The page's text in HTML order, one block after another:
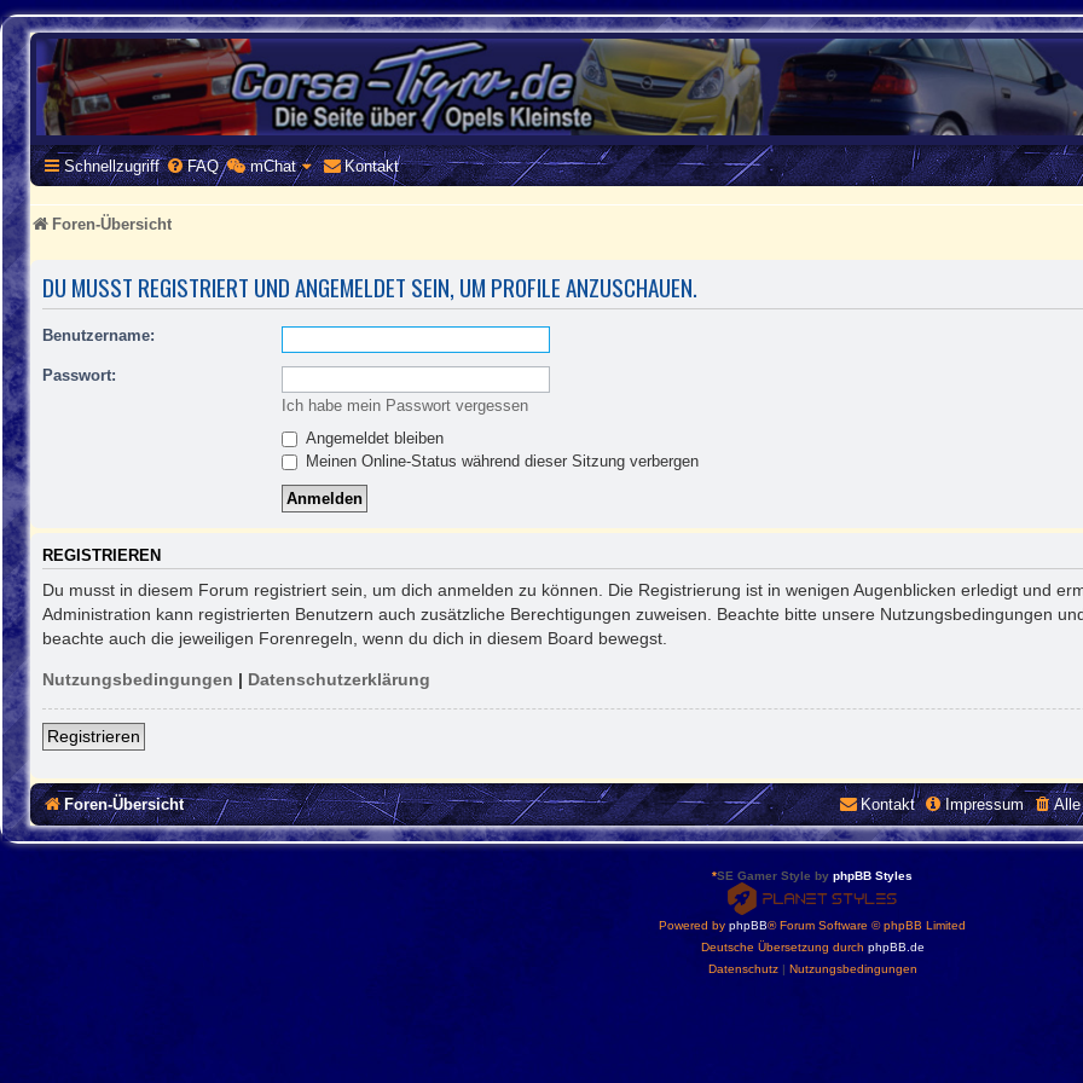
CORSA-TIGRA.DE
Homepage und Forum rund um Opel Corsa und Tigra
Schnellzugriff FAQ mChat Kontakt
Foren-Übersicht
DU MUSST REGISTRIERT UND ANGEMELDET SEIN, UM PROFILE ANZUSCHAUEN.
Benutzername:
Passwort:
Ich habe mein Passwort vergessen
Angemeldet bleiben
Meinen Online-Status während dieser Sitzung verbergen
REGISTRIEREN
Du musst in diesem Forum registriert sein, um dich anmelden zu können. Die Registrierung ist in wenigen Augenblicken erledigt und
Administration kann registrierten Benutzern auch zusätzliche Berechtigungen zuweisen. Beachte bitte unsere Nutzungsbedingungen
beachte auch die jeweiligen Forenregeln, wenn du dich in diesem Board bewegst.
Nutzungsbedingungen | Datenschutzerklärung
Registrieren
Foren-Übersicht Impressum
Kontakt
*SE Gamer Style by phpBB Styles
Powered by phpBB® Forum Software © phpBB Limited
Deutsche Übersetzung durch phpBB.de
Datenschutz| Nutzungsbedingungen